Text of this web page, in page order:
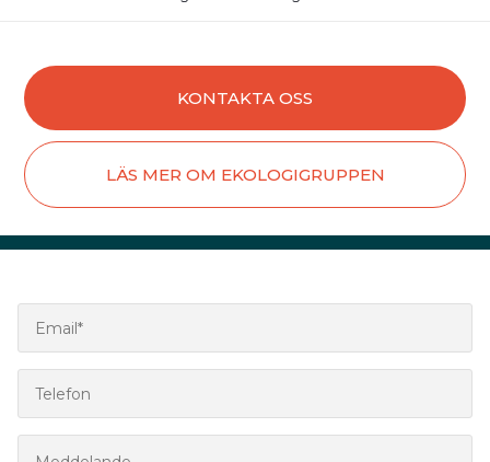
KONTAKTA OSS
LÄS MER OM EKOLOGIGRUPPEN